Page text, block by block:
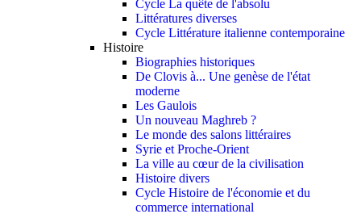
Cycle La quête de l'absolu
Littératures diverses
Cycle Littérature italienne contemporaine
Histoire
Biographies historiques
De Clovis à... Une genèse de l'état
moderne
Les Gaulois
Un nouveau Maghreb ?
Le monde des salons littéraires
Syrie et Proche-Orient
La ville au cœur de la civilisation
Histoire divers
Cycle Histoire de l'économie et du
commerce international